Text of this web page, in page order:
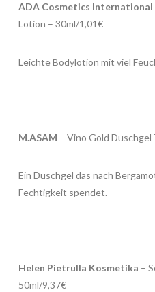
ADA Cosmetics International
Lotion – 30ml/1,01€
Leichte Bodylotion mit viel
M.ASAM – Vino Gold
Ein Duschgel das nach
Fechtigkeit spendet.
Helen Pietrulla Kosmetika –
50ml/9,37€